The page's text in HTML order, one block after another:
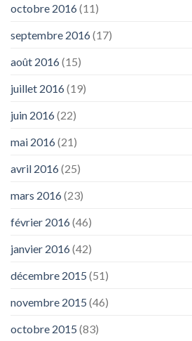
octobre 2016(11)
septembre 2016(17)
août 2016(15)
juillet 2016(19)
juin 2016(22)
mai 2016(21)
avril 2016(25)
mars 2016(23)
février 2016(46)
janvier 2016(42)
décembre 2015 (51)
novembre 2015 (46)
octobre 2015 (83)